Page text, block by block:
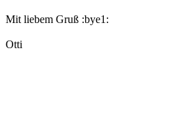
Mit liebem Gruß :bye1:
Otti